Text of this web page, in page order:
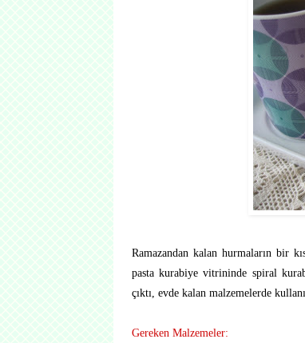
Ramazandan kalan hurmaların bir
pasta kurabiye vitrininde spiral
çıktı, evde kalan malzemelerde
Gereken Malzemeler: